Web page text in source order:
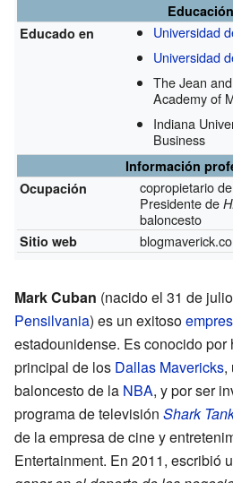
Educación
Educado en
Universidad
Universidad
The Jean
Academy of
Indiana
Business
Información
Ocupación
copropietario
Presidente de
baloncesto
Sitio web
Mark Cuban (nacido el 31 de
Pensilvania) es un exitoso
estadounidense. Es conocido
principal de los Dallas Mavericks,
baloncesto de la NBA, y por ser
programa de televisión Shark
de la empresa de cine y
Entertainment. En 2011, escribió